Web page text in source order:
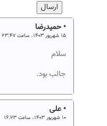
• حمیدرضا
سلام
جالب بود.
• علی